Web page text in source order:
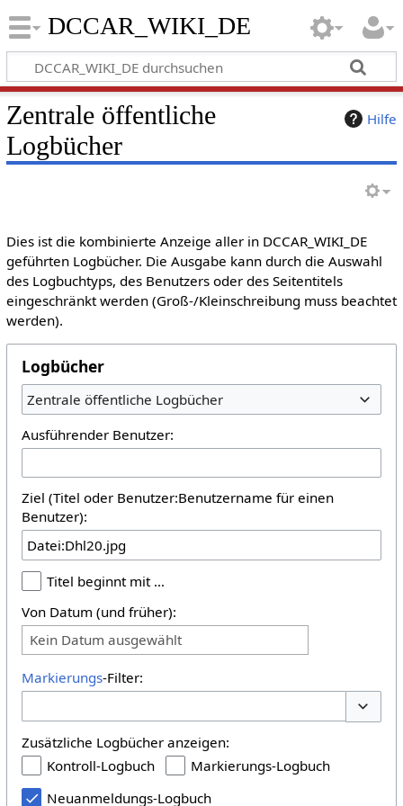
DCCAR_WIKI_DE
Hilfe
Zentrale öffentliche
Logbücher
Dies ist die kombinierte Anzeige aller in DCCAR_WIKI_DE
geführten Logbücher. Die Ausgabe kann durch die Auswahl
des Logbuchtyps, des Benutzers oder des Seitentitels
eingeschränkt werden (Groß-/Kleinschreibung muss beachtet
werden).
Logbücher
Zentrale öffentliche Logbücher
Ausführender Benutzer:
Ziel (Titel oder Benutzer:Benutzername für einen
Benutzer):
Titel beginnt mit …
Von Datum (und früher):
Kein Datum ausgewählt
Markierungs-Filter:
Zusätzliche Logbücher anzeigen:
Kontroll-Logbuch
Markierungs-Logbuch
Neuanmeldungs-Logbuch